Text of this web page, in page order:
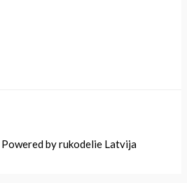
Powered by rukodelie Latvija